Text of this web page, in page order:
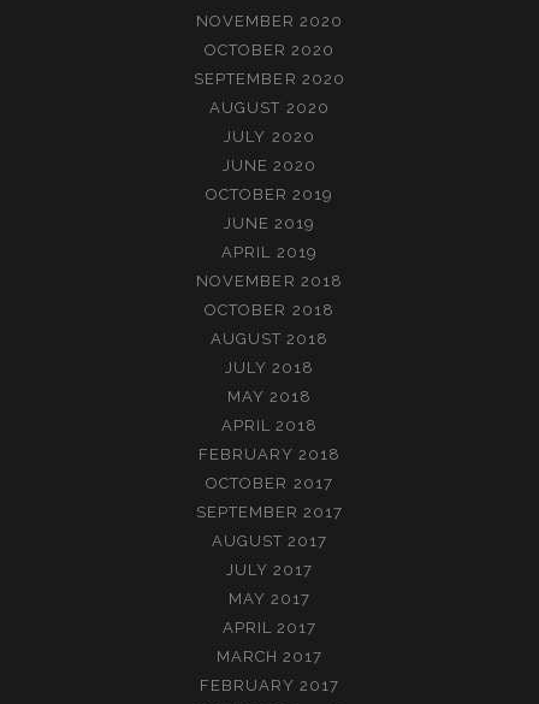
NOVEMBER 2020
OCTOBER 2020
SEPTEMBER 2020
AUGUST 2020
JULY 2020
JUNE 2020
OCTOBER 2019
JUNE 2019
APRIL 2019
NOVEMBER 2018
OCTOBER 2018
AUGUST 2018
JULY 2018
MAY 2018
APRIL 2018
FEBRUARY 2018
OCTOBER 2017
SEPTEMBER 2017
AUGUST 2017
JULY 2017
MAY 2017
APRIL 2017
MARCH 2017
FEBRUARY 2017